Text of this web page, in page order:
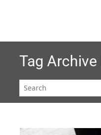
Tag Archive